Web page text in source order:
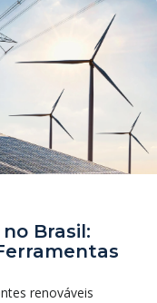
Brasil:
renováveis